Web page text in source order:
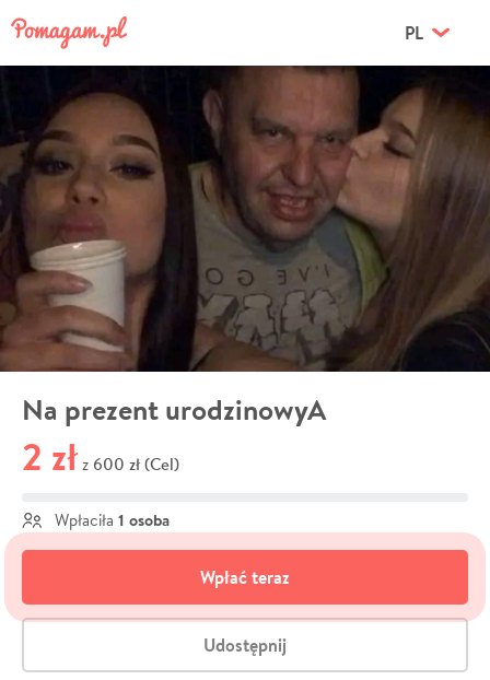
PL
Na prezent urodzinowyA
2 zł z 600 zł (Cel)
Wpłaciła 1 osoba
Wpłać teraz
Udostępnij